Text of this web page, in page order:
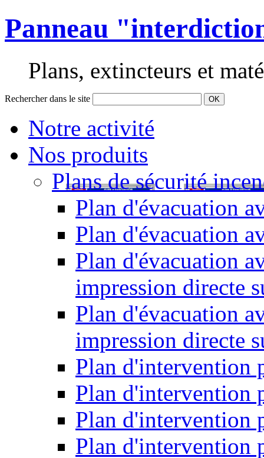
Panneau
Plans, extincteurs et
Rechercher dans le site OK
Notre activité
Nos produits
Plans de sécurité
Plan d'évacuation
Plan d'évacuation
Plan d'évacuation
impression directe
Plan d'évacuation
impression directe
Plan d'intervention
Plan d'intervention
Plan d'intervention
Plan d'intervention